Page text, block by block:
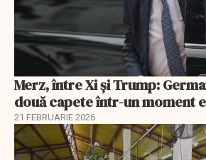
Merz, între Xi și Trump:
două capete într-un moment
21 FEBRUARIE 2026